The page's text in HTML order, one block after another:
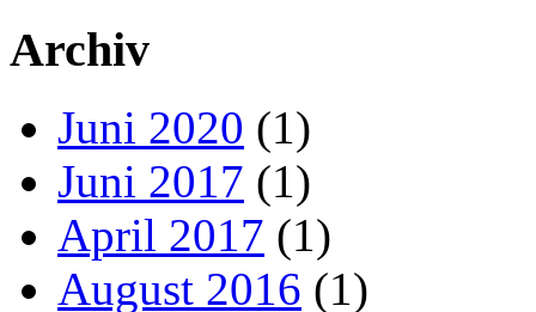
Archiv
Juni 2020 (1)
Juni 2017 (1)
April 2017 (1)
August 2016 (1)